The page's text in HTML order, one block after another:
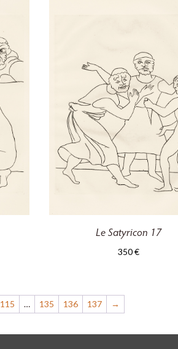
Le Satyricon 17
350€
115 … 135 136 137 →